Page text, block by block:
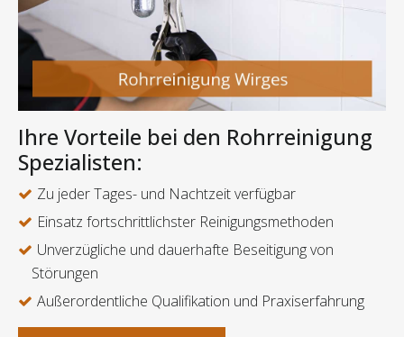
Ihre Vorteile bei den Rohrreinigung
Spezialisten:
Zu jeder Tages- und Nachtzeit verfügbar
Einsatz fortschrittlichster Reinigungsmethoden
Unverzügliche und dauerhafte Beseitigung von
Störungen
Außerordentliche Qualifikation und Praxiserfahrung